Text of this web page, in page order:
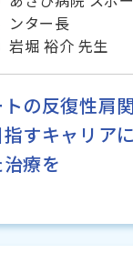
ンター長
岩堀 裕介 先生
トの反復性肩
すキャリア
療を